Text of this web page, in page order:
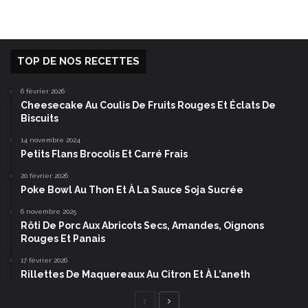
TOP DE NOS RECETTES
6 février 2026
Cheesecake Au Coulis De Fruits Rouges Et Éclats De
Biscuits
14 novembre 2024
Petits Flans Brocolis Et Carré Frais
20 février 2026
Poke Bowl Au Thon Et À La Sauce Soja Sucrée
6 novembre 2025
Rôti De Porc Aux Abricots Secs, Amandes, Oignons
Rouges Et Panais
17 février 2026
Rillettes De Maquereaux Au Citron Et À L’aneth
Page